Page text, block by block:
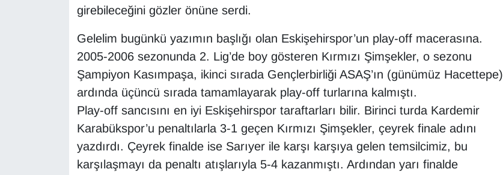
girebileceğini gözler önüne serdi.
Gelelim bugünkü yazımın başlığı olan Eskişehirspor’un play-off macerasına.
2005-2006 sezonunda 2. Lig’de boy gösteren Kırmızı Şimşekler, o sezonu
Şampiyon Kasımpaşa, ikinci sırada Gençlerbirliği ASAŞ’ın (günümüz Hacettepe)
ardında üçüncü sırada tamamlayarak play-off turlarına kalmıştı.
Play-off sancısını en iyi Eskişehirspor taraftarları bilir. Birinci turda Kardemir
Karabükspor’u penaltılarla 3-1 geçen Kırmızı Şimşekler, çeyrek finale adını
yazdırdı. Çeyrek finalde ise Sarıyer ile karşı karşıya gelen temsilcimiz, bu
karşılaşmayı da penaltı atışlarıyla 5-4 kazanmıştı. Ardından yarı finalde